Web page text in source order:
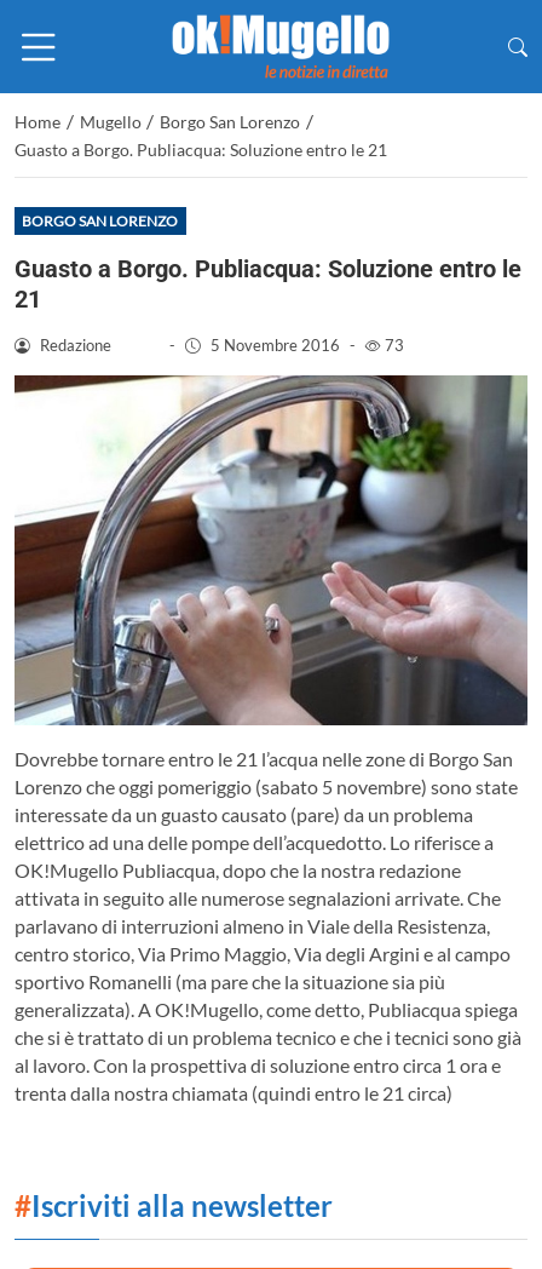
Home / Mugello / Borgo San Lorenzo /
Guasto a Borgo. Publiacqua: Soluzione entro le 21
BORGO SAN LORENZO
Guasto a Borgo. Publiacqua: Soluzione entro le
21
Redazione - 5 Novembre 2016 - 73
Dovrebbe tornare entro le 21 l’acqua nelle zone di Borgo San
Lorenzo che oggi pomeriggio (sabato 5 novembre) sono state
interessate da un guasto causato (pare) da un problema
elettrico ad una delle pompe dell’acquedotto. Lo riferisce a
OK!Mugello Publiacqua, dopo che la nostra redazione
attivata in seguito alle numerose segnalazioni arrivate. Che
parlavano di interruzioni almeno in Viale della Resistenza,
centro storico, Via Primo Maggio, Via degli Argini e al campo
sportivo Romanelli (ma pare che la situazione sia più
generalizzata). A OK!Mugello, come detto, Publiacqua spiega
che si è trattato di un problema tecnico e che i tecnici sono già
al lavoro. Con la prospettiva di soluzione entro circa 1 ora e
trenta dalla nostra chiamata (quindi entro le 21 circa)
#Iscriviti alla newsletter